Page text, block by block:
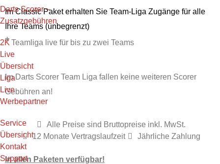
Darts Scorer –
Zusatzgebühren
2K
Live
Übersicht
Liga
Live
Werbepartner
Service
Übersicht
Kontakt
Support
Im Classic Paket erhalten Sie Team-Liga Zugänge für alle
Ihre Teams (unbegrenzt)
* Teamliga live für bis zu zwei Teams
Im Darts Scorer Team Liga fallen keine weiteren Scorer
Gebühren an!
Alle Preise sind Bruttopreise inkl. MwSt.
12 Monate Vertragslaufzeit
Jährliche Zahlung
In allen Paketen verfügbar!